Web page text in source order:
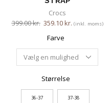
Crocs
399.00kr. 359.10kr. (inkl. moms)
Farve
Størrelse
36-37 37-38